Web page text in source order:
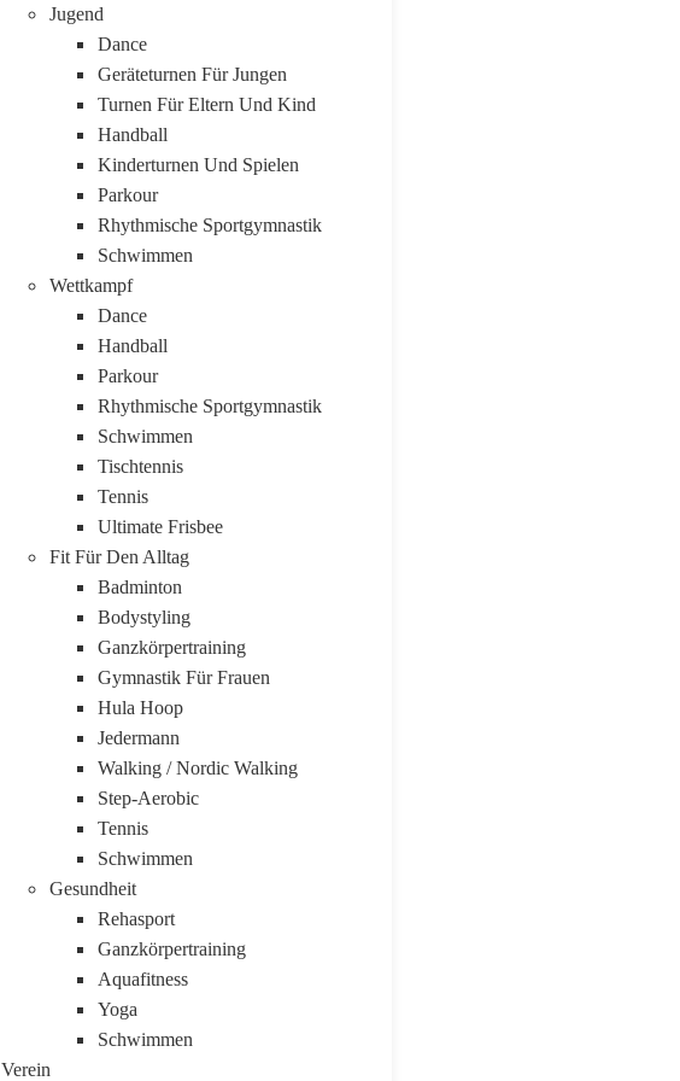
Jugend
Dance
Geräteturnen Für Jungen
Turnen Für Eltern Und Kind
Handball
Kinderturnen Und Spielen
Parkour
Rhythmische Sportgymnastik
Schwimmen
Wettkampf
Dance
Handball
Parkour
Rhythmische Sportgymnastik
Schwimmen
Tischtennis
Tennis
Ultimate Frisbee
Fit Für Den Alltag
Badminton
Bodystyling
Ganzkörpertraining
Gymnastik Für Frauen
Hula Hoop
Jedermann
Walking / Nordic Walking
Step-Aerobic
Tennis
Schwimmen
Gesundheit
Rehasport
Ganzkörpertraining
Aquafitness
Yoga
Schwimmen
Verein